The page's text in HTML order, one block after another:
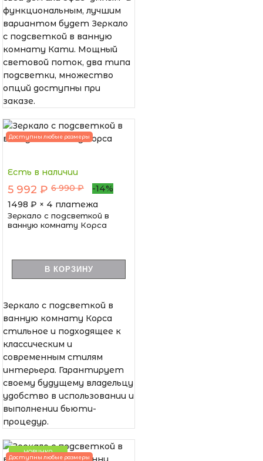
функциональным, лучшим
вариантом будет Зеркало
с подсветкой в ванную
комнату Кати. Мощный
световой поток, два типа
подсветки, множество
опций доступны при
заказе.
Доступны любые размеры
Есть в наличии
5 992 ₽ 6 990 ₽
-14%
1498 ₽ × 4 платежа
Зеркало с подсветкой в
ванную комнату Корса
В КОРЗИНУ
Зеркало с подсветкой в
ванную комнату Корса
стильное и подходящее к
классическим и
современным стилям
интерьера. Гарантирует
своему будущему владельцу
удобство в использовании и
выполнении бьюти-
процедур.
НОВИНКА
Доступны любые размеры